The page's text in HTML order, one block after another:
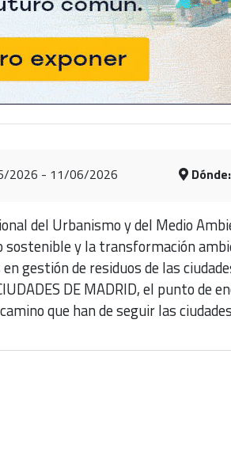
2026 - 11/06/2026 Dónde:
del Urbanismo y del Medio
y la transformación
gestión de residuos de las
DE MADRID, el punto
que han de seguir las